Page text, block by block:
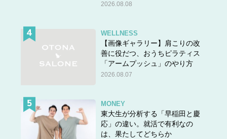
2026.08.08
WELLNESS
【画像ギャラリー】肩こりの改
善に役だつ、おうちピラティス
「アームプッシュ」のやり方
2026.08.07
MONEY
東大生が分析する「早稲田と慶
応」の違い。就活で有利なの
は、果たしてどちらか